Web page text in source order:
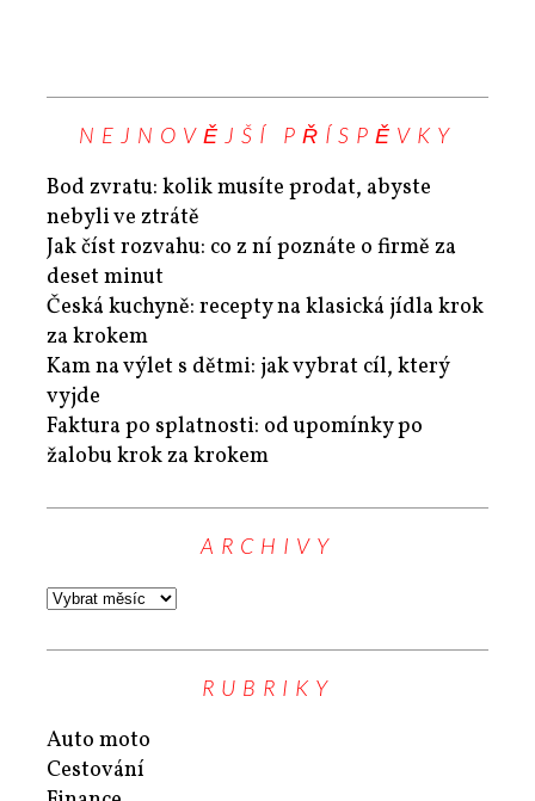
NEJNOVĚJŠÍ PŘÍSPĚVKY
Bod zvratu: kolik musíte prodat, abyste
nebyli ve ztrátě
Jak číst rozvahu: co z ní poznáte o firmě za
deset minut
Česká kuchyně: recepty na klasická jídla krok
za krokem
Kam na výlet s dětmi: jak vybrat cíl, který
vyjde
Faktura po splatnosti: od upomínky po
žalobu krok za krokem
ARCHIVY
RUBRIKY
Auto moto
Cestování